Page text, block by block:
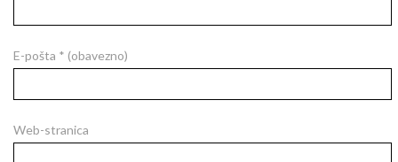
E-pošta * (obavezno)
Web-stranica